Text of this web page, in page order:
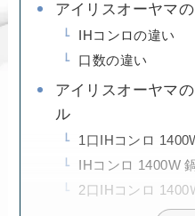
アイリスオーヤマ
IHコンロの違い
口数の違い
アイリスオーヤマ
ル
1口IHコンロ
IHコンロ 1400W
2口IHコンロ 1400